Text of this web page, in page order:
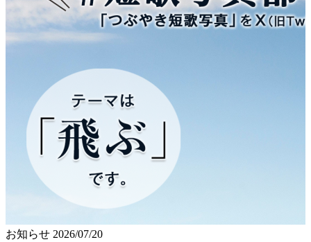
お知らせ 2026/07/20